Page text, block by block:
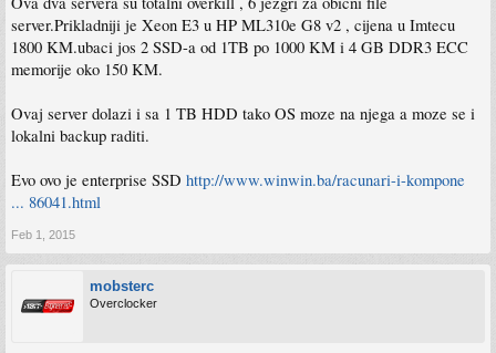
server.Prikladniji je Xeon E3 u HP ML310e G8 v2 , cijena u Imtecu
1800 KM.ubaci jos 2 SSD-a od 1TB po 1000 KM i 4 GB DDR3 ECC
memorije oko 150 KM.
Ovaj server dolazi i sa 1 TB HDD tako OS moze na njega a moze se i
lokalni backup raditi.
Evo ovo je enterprise SSD http://www.winwin.ba/racunari-i-kompone
... 86041.html
Feb 1, 2015
mobsterc
Overclocker